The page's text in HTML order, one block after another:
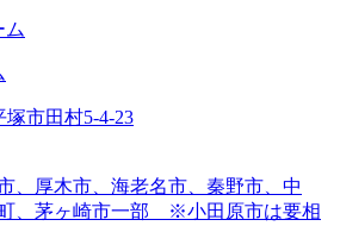
塚市田村5-4-23
、厚木市、海老名市、秦野市、中
、茅ヶ崎市一部 ※小田原市は要相